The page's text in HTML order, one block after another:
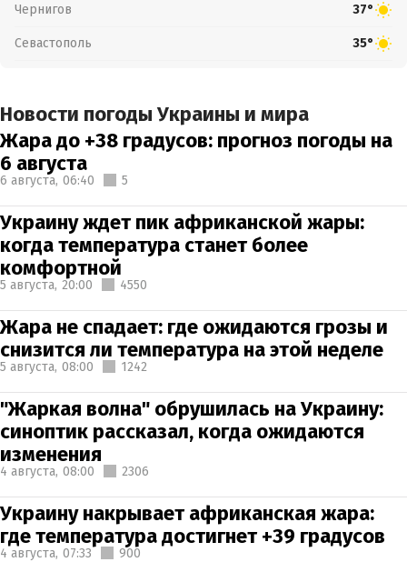
Чернигов 37°
Севастополь 35°
Новости погоды Украины и мира
Жара до +38 градусов: прогноз погоды на
6 августа
6 августа, 06:40 5
Украину ждет пик африканской жары:
когда температура станет более
комфортной
5 августа, 20:00 4550
Жара не спадает: где ожидаются грозы и
снизится ли температура на этой неделе
5 августа, 08:00 1242
"Жаркая волна" обрушилась на Украину:
синоптик рассказал, когда ожидаются
изменения
4 августа, 08:00 2306
Украину накрывает африканская жара:
где температура достигнет +39 градусов
4 августа, 07:33 900